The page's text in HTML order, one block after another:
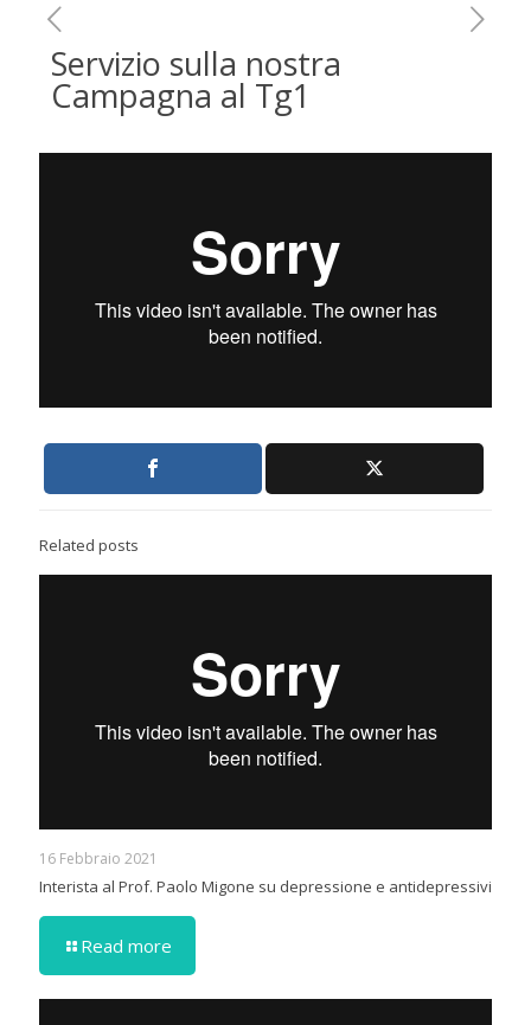
Servizio sulla nostra
Campagna al Tg1
Related posts
16 Febbraio 2021
Interista al Prof. Paolo Migone su depressione e antidepressivi
Read more